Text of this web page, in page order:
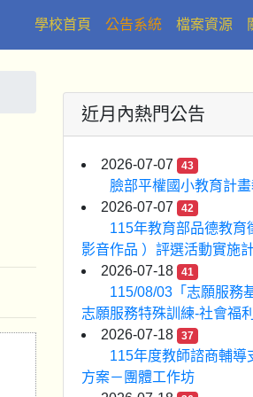
學校首頁 (current)
公告系統 檔案資源
近月內熱門公告
2026-07-07 43
臉部平權國小教育計
2026-07-07
42
115年教育部品德教育
影音作品 ）評選活動實施
2026-07-18
41
115/08/03「志願服務
志願服務特殊訓練-社會福利
2026-07-18
37
115年度教師諮商輔導
方案－團體工作坊